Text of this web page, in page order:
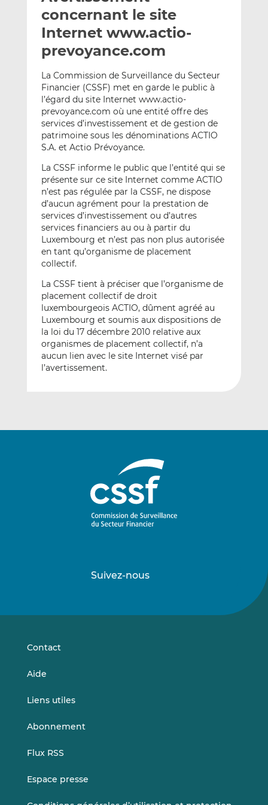
e
p
a
e
m
a
i
l
g
e
r
s
r
L
i
n
k
e
I
n
g
e
r
s
r
F
a
c
e
b
k
concernant le site
Internet www.actio-
prevoyance.com
La Commission de Surveillance du Secteur
Financier (CSSF) met en garde le public à
l’égard du site Internet www.actio-
prevoyance.com où une entité offre des
services d’investissement et de gestion de
patrimoine sous les dénominations ACTIO
S.A. et Actio Prévoyance.
La CSSF informe le public que l’entité qui se
présente sur ce site Internet comme ACTIO
n’est pas régulée par la CSSF, ne dispose
d’aucun agrément pour la prestation de
services d’investissement ou d’autres
services financiers au ou à partir du
Luxembourg et n’est pas non plus autorisée
en tant qu’organisme de placement
collectif.
La CSSF tient à préciser que l’organisme de
placement collectif de droit
luxembourgeois ACTIO, dûment agréé au
Luxembourg et soumis aux dispositions de
la loi du 17 décembre 2010 relative aux
organismes de placement collectif, n’a
aucun lien avec le site Internet visé par
l’avertissement.
Suivez-nous
sursur
Contact
Aide
Liens utiles
Abonnement
Flux RSS
Espace presse